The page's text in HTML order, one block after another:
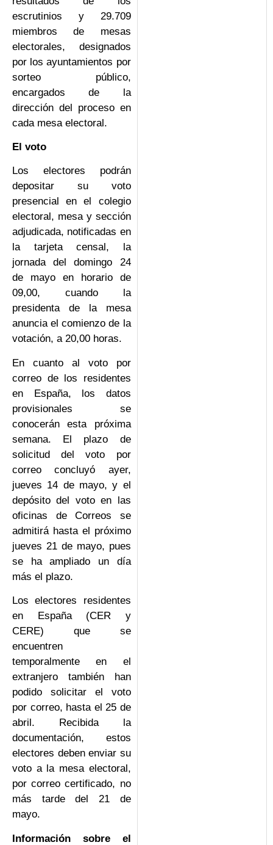
escrutinios y 29.709
miembros de mesas
electorales, designados
por los ayuntamientos por
sorteo público,
encargados de la
dirección del proceso en
cada mesa electoral.
El voto
Los electores podrán
depositar su voto
presencial en el colegio
electoral, mesa y sección
adjudicada, notificadas en
la tarjeta censal, la
jornada del domingo 24
de mayo en horario de
09,00, cuando la
presidenta de la mesa
anuncia el comienzo de la
votación, a 20,00 horas.
En cuanto al voto por
correo de los residentes
en España, los datos
provisionales se
conocerán esta próxima
semana. El plazo de
solicitud del voto por
correo concluyó ayer,
jueves 14 de mayo, y el
depósito del voto en las
oficinas de Correos se
admitirá hasta el próximo
jueves 21 de mayo, pues
se ha ampliado un día
más el plazo.
Los electores residentes
en España (CER y
CERE) que se
encuentren
temporalmente en el
extranjero también han
podido solicitar el voto
por correo, hasta el 25 de
abril. Recibida la
documentación, estos
electores deben enviar su
voto a la mesa electoral,
por correo certificado, no
más tarde del 21 de
mayo.
Información sobre el